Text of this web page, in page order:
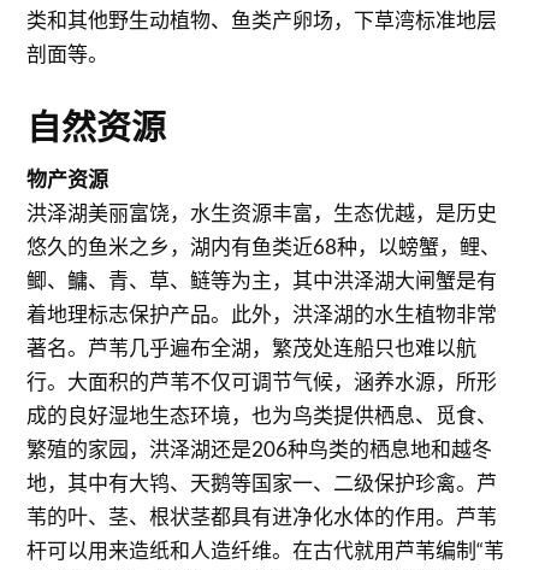
类和其他野生动植物、鱼类产卵场，下草湾标准地层
剖面等。
自然资源
物产资源
洪泽湖美丽富饶，水生资源丰富，生态优越，是历史
悠久的鱼米之乡，湖内有鱼类近68种，以螃蟹，鲤、
鲫、鳙、青、草、鲢等为主，其中洪泽湖大闸蟹是有
着地理标志保护产品。此外，洪泽湖的水生植物非常
著名。芦苇几乎遍布全湖，繁茂处连船只也难以航
行。大面积的芦苇不仅可调节气候，涵养水源，所形
成的良好湿地生态环境，也为鸟类提供栖息、觅食、
繁殖的家园，洪泽湖还是206种鸟类的栖息地和越冬
地，其中有大鸨、天鹅等国家一、二级保护珍禽。芦
苇的叶、茎、根状茎都具有进净化水体的作用。芦苇
杆可以用来造纸和人造纤维。在古代就用芦苇编制“苇